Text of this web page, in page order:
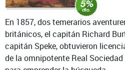
En 1857, dos temerarios
británicos, el capitán Richard
capitán Speke, obtuvieron
de la omnipotente Real